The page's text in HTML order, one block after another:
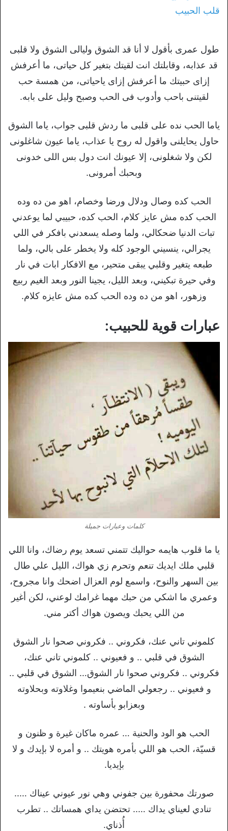
طول عمرى بأقول لا أنا قد الشوق وليالى الشوق ولا قلبى
قد عذابه، وقابلتك انت لقيتك بتغير كل حياتى، ما أعرفش
إزاى حبيتك ما أعرفش إزاى ياحياتى، من همسة حب
لقيتنى باحب وأدوب فى الحب وصبح وليل على بابه.
ياما الحب نده على قلبى ما ردش قلبى جواب، ياما الشوق
حاول يحايلنى واقول له روح يا عذاب، ياما عيون شاغلونى
لكن ولا شغلونى، إلا عيونك انت دول بس اللى خدونى
وبحبك أمرونى.
الحب كده وصال ودلال ورضا وخصام، اهو من ده وده
الحب كده مش عايز كلام، الحب كده، حبيبي لما يوعدني
تبات الدنيا ضحكالي، ولما وصله يسعدني بافكر في اللي
يجرالي، ينسيني الوجود كله ولا يخطر على بالي، ولما
طبعه يتغير وقلبي يبقى متحير، مع الافكار ابات في نار
وفي حيرة تبكيني، وبعد الليل، يجينا النور وبعد الغيم ربيع
وزهور، اهو من ده وده الحب كده مش عايزه كلام.
عبارات قوية للحبيب:
كلمات وعبارات جميلة
يا ما قلوب هايمه حواليك تتمني تسعد يوم رضاك، وانا اللي
قلبي ملك ايديك تنعم وتحرم زي هواك، الليل علي طال
بين السهر والنوح، واسمع لوم العزال اضحك وانا مجروح،
وعمري ما اشكي من حبك مهما غرامك لوعني، لكن أغير
من اللي يحبك ويصون هواك أكتر مني.
كلموني تاني عنك، فكروني .. فكروني صحوا نار الشوق
الشوق في قلبي .. و فعيوني .. كلموني تاني عنك،
فكروني .. فكروني صحوا نار الشوق… الشوق في قلبي ..
و فعيوني .. رجعولي الماضي بنعيموا وغلاوته وبحلاوته
وبعزابو بأساوته .
الحب هو الود والحنية … عمره ماكان غيرة و ظنون و
قسيّة، الحب هو اللي بأمره هويتك .. و أمره لا بإيدك و لا
بإيديا.
صورتك محفورة بين جفوني وهي نور عيوني عيناك …..
تنادي لعيناي يداك ….. تحتضن يداي همساتك .. تطرب
أُذناي.